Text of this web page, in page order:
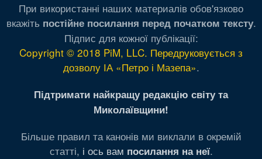
При використанні наших материалів обов'язково
вкажіть постійне посилання перед початком тексту.
Підпис для кожної публікації:
Copyright © 2018 PiM, LLC. Передруковується з
дозволу ІА «Петро і Мазепа».
Підтримати найкращу редакцію світу та
Миколаївщини!
Більше правил та канонів ми виклали в окремій
статті, і ось вам посилання на неї.